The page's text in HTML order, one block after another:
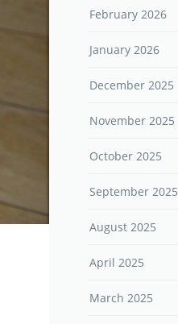
February 2026
January 2026
December 2025
November 2025
October 2025
September 2025
August 2025
April 2025
March 2025